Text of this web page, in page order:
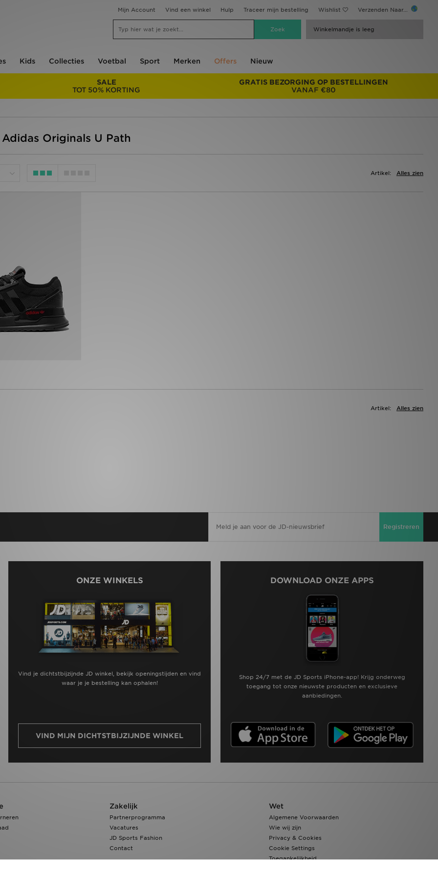
Mijn Account Vind een winkel Hulp Traceer mijn bestelling Wishlist Verzenden Naar...
Winkelmandje is leeg
Kids Collecties Voetbal Sport Merken Offers Nieuw
SALE
TOT 50% KORTING
GRATIS BEZORGING OP BESTELLINGEN
VANAF €80
Originals U Path
Alles zien
Artikel:
Alles zien
Artikel:
Registreren
ONZE WINKELS
Vind je dichtstbijzijnde JD winkel, bekijk openingstijden en vind
waar je je bestelling kan ophalen!
VIND MIJN DICHTSTBIJZIJNDE WINKEL
DOWNLOAD ONZE APPS
Shop 24/7 met de JD Sports iPhone-app! Krijg onderweg
toegang tot onze nieuwste producten en exclusieve
aanbiedingen.
Zakelijk
Partnerprogramma
Vacatures
JD Sports Fashion
Contact
Wet
Algemene Voorwaarden
Wie wij zijn
Privacy & Cookies
Cookie Settings
Toegankelijkheid